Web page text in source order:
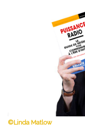
©Linda Matlow